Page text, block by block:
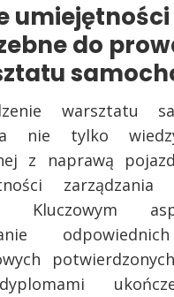
umiejętności
do
warsztatu
nie tylko
z naprawą
zarządzania
Kluczowym